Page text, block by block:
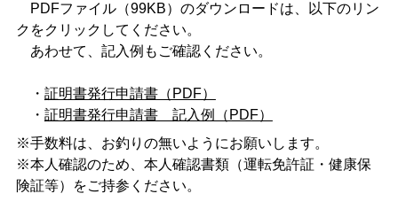
PDFファイル（99KB）のダウンロードは、以下のリン
クをクリックしてください。
あわせて、記入例もご確認ください。
・ 証明書発行申請書（PDF）
・ 証明書発行申請書 記入例（PDF）
※手数料は、お釣りの無いようにお願いします。
※本人確認のため、本人確認書類（運転免許証・健康保
険証等）をご持参ください。